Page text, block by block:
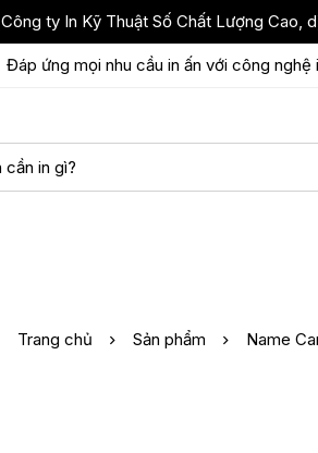
Công ty In Kỹ Thuật Số Chất Lượng Cao,
Đáp ứng mọi nhu cầu in ấn với công nghệ
Trang chủ Sản phẩm Name